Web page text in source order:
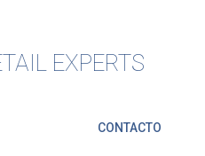
EXPERTS
CONTACTO